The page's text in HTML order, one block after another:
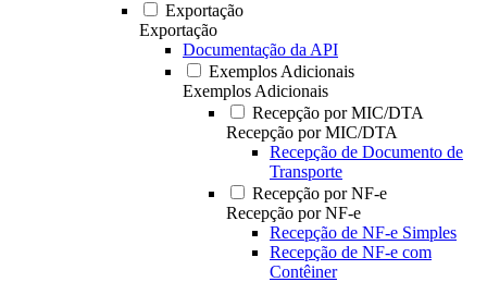
Exportação
Exportação
Documentação da API
Exemplos Adicionais
Exemplos Adicionais
Recepção por MIC/DTA
Recepção por MIC/DTA
Recepção de Documento de
Transporte
Recepção por NF-e
Recepção por NF-e
Recepção de NF-e Simples
Recepção de NF-e com
Contêiner